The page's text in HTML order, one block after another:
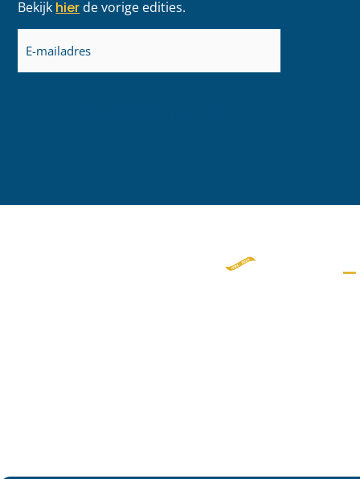
Bekijk hier de vorige edities.
E-
mailadres
(Vereist)